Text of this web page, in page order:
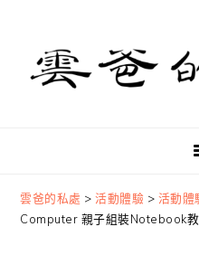
primary
navigation
content
primary
sidebar
雲爸的私處 >活動體驗 > 活動體
Computer 親子組裝Notebook